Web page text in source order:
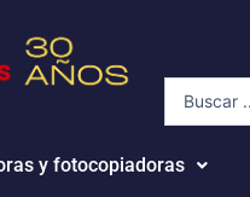
y fotocopiadoras